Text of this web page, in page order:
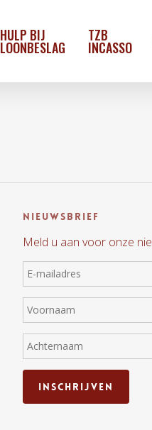
HULP BIJ
LOONBESLAG
TZB
INCASSO
Nieuwsbrief
Meld u aan voor onze